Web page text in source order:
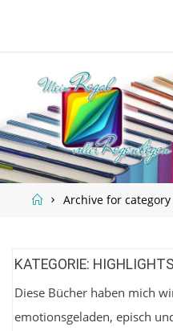
HomeArchive for
KATEGORIE: HIGHLIGHTS
Diese Bücher haben mich
emotionsgeladen, episch